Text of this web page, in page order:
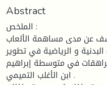
Abstract
الملخص :
عن مدى مساهمة الألعاب
و الرياضية في تطوير
في متوسطة إبراهيم
ابن الأغلب التميمي .